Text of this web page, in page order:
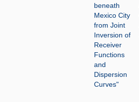
beneath
Mexico City
from Joint
Inversion of
Receiver
Functions
and
Dispersion
Curves"